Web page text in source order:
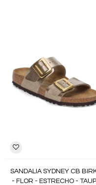
SANDALIA SYDNEY CB
- FLOR - ESTRECHO -